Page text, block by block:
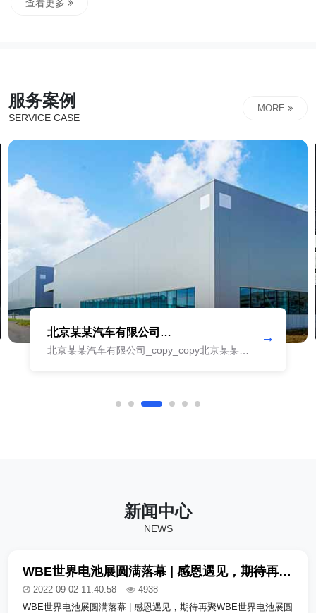
业升级赋...
查看更多
服务案例
SERVICE CASE
MORE
北京某某汽车有限公司
_copy_copy_copy
北京某某汽车有限公司_copy_copy北京某某汽
_copy_copy北京某某汽车有限公司
新闻中心
NEWS
WBE世界电池展圆满落幕 | 感恩遇见，期待再聚_copy_copy
2022-09-02 11:40:58
4938
WBE世界电池展圆满落幕 | 感恩遇见，期待再聚WBE世界电池展圆